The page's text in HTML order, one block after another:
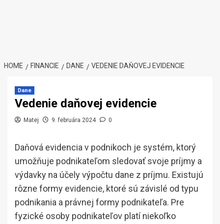
HOME FINANCIE DANE VEDENIE DAŇOVEJ EVIDENCIE
Dane
Vedenie daňovej evidencie
Matej 9. februára 2024 0
Daňová evidencia v podnikoch je systém, ktorý
umožňuje podnikateľom sledovať svoje príjmy a
výdavky na účely výpočtu dane z príjmu. Existujú
rôzne formy evidencie, ktoré sú závislé od typu
podnikania a právnej formy podnikateľa. Pre
fyzické osoby podnikateľov platí niekoľko